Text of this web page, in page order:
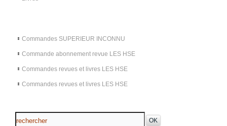
Commandes SUPERIEUR INCONNU
Commande abonnement revue LES HSE
Commandes revues et livres LES HSE
Commandes revues et livres LES HSE